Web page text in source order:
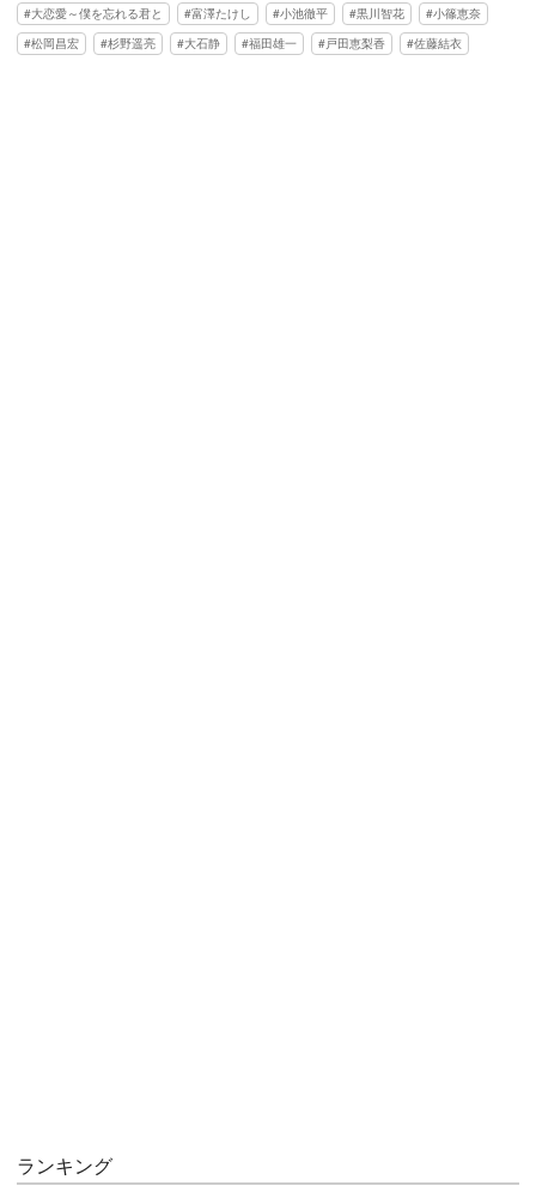
大恋愛～僕を忘れる君と 富澤たけし 小池徹平 黒川智花
小篠恵奈
松岡昌宏
杉野遥亮 大石静 福田雄一 戸田恵梨香 佐藤結衣
ランキング